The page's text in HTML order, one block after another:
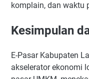
komplain, dan waktu
Kesimpulan
E-Pasar Kabupaten
akselerator ekonomi